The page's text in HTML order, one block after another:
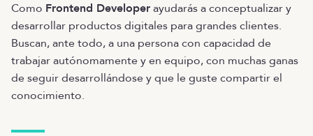
Como Frontend Developerayudarás a conceptualizar y
desarrollar productos digitales para grandes clientes.
Buscan, ante todo, a una persona con capacidad de
trabajar autónomamente y en equipo, con muchas ganas
de seguir desarrollándose y que le guste compartir el
conocimiento.